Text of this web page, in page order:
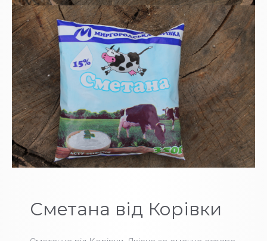
Сметана від Корівки